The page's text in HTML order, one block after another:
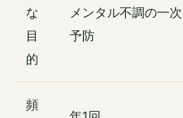
な
目
的
メンタル不調の一次
予防
頻